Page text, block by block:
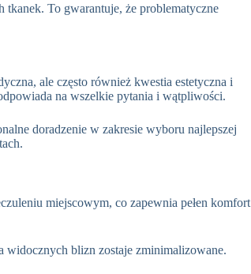
To gwarantuje, że problematyczne
ale często również kwestia estetyczna i
na wszelkie pytania i wątpliwości.
doradzenie w zakresie wyboru najlepszej
.
miejscowym, co zapewnia pełen komfort
widocznych blizn zostaje zminimalizowane.